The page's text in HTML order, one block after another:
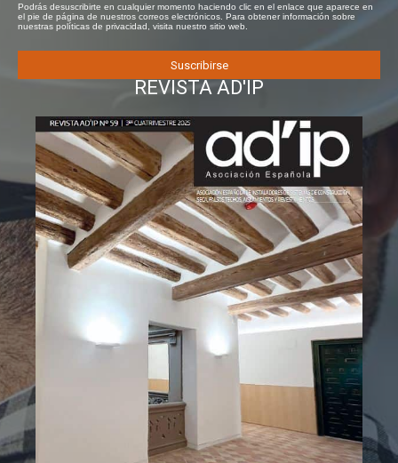
Podrás desuscribirte en cualquier momento haciendo clic en el enlace que aparece en
el pie de página de nuestros correos electrónicos. Para obtener información sobre
nuestras políticas de privacidad, visita nuestro sitio web.
REVISTA AD'IP